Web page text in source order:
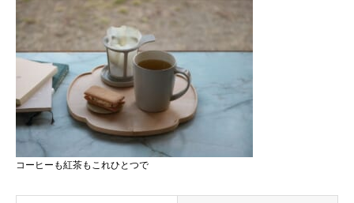
コーヒーも紅茶もこれひとつで